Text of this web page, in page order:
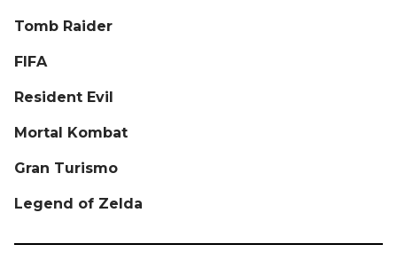
Tomb Raider
FIFA
Resident Evil
Mortal Kombat
Gran Turismo
Legend of Zelda